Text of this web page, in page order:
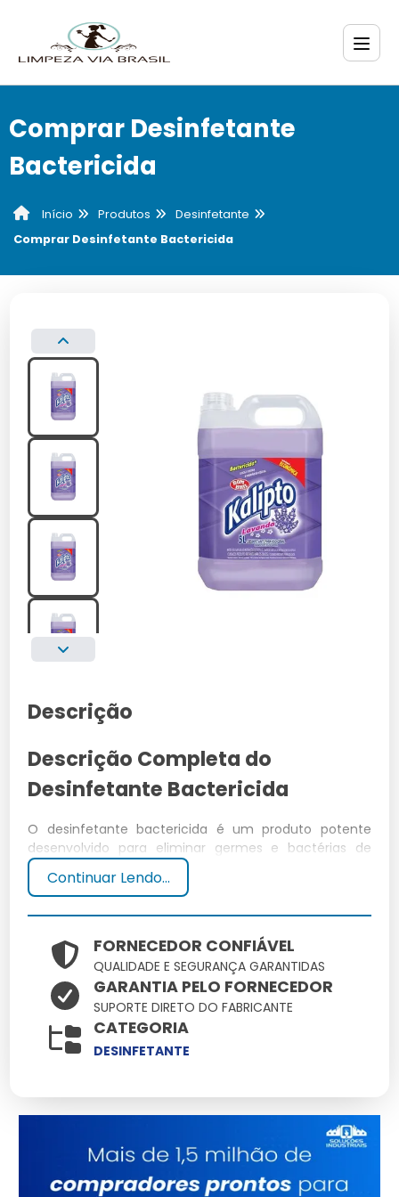
Comprar Desinfetante
Bactericida
Início Produtos
Desinfetante
Comprar Desinfetante Bactericida
Descrição
Descrição Completa do
Desinfetante Bactericida
O desinfetante bactericida é um produto potente
desenvolvido para eliminar germes e bactérias de
superfícies variadas. Sua fórmula avançada garante a
máxima eficácia, tornando-o essencial para
Composição Química Detalhada
Contém cloreto de benzalcônio, álcool isopropílico e
água destilada, combinando agentes ativos para
desinfecção eficaz.
Ideal para limpar banheiros, cozinhas e áreas de alta
Eficácia Comprovada em
Continuar Lendo...
FORNECEDOR CONFIÁVEL
QUALIDADE E SEGURANÇA GARANTIDAS
GARANTIA PELO FORNECEDOR
SUPORTE DIRETO DO FABRICANTE
CATEGORIA
DESINFETANTE